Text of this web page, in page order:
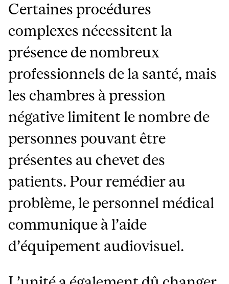
Certaines procédures
complexes nécessitent la
présence de nombreux
professionnels de la santé, mais
les chambres à pression
négative limitent le nombre de
personnes pouvant être
présentes au chevet des
patients. Pour remédier au
problème, le personnel médical
communique à l’aide
d’équipement audiovisuel.